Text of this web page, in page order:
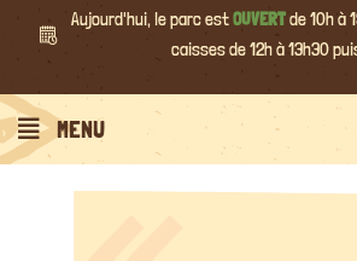
Aujourd'hui, le parc estOUVERTde 10h à
caisses de 12h à 13h30
MENU